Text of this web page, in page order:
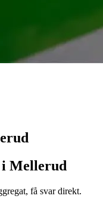
i Mellerud
få svar direkt.